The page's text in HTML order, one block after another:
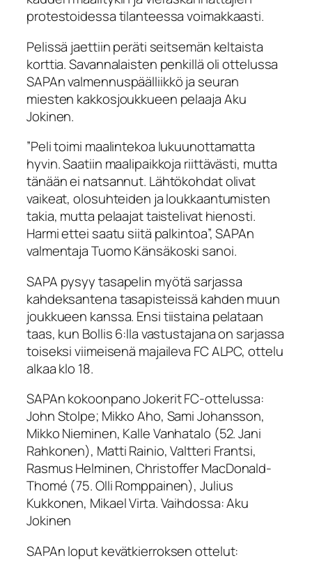
protestoidessa tilanteessa voimakkaasti.
Pelissä jaettiin peräti seitsemän keltaista
korttia. Savannalaisten penkillä oli ottelussa
SAPAn valmennuspäälliikkö ja seuran
miesten kakkosjoukkueen pelaaja Aku
Jokinen.
”Peli toimi maalintekoa lukuunottamatta
hyvin. Saatiin maalipaikkoja riittävästi, mutta
tänään ei natsannut. Lähtökohdat olivat
vaikeat, olosuhteiden ja loukkaantumisten
takia, mutta pelaajat taistelivat hienosti.
Harmi ettei saatu siitä palkintoa”, SAPAn
valmentaja Tuomo Känsäkoski sanoi.
SAPA pysyy tasapelin myötä sarjassa
kahdeksantena tasapisteissä kahden muun
joukkueen kanssa. Ensi tiistaina pelataan
taas, kun Bollis 6:lla vastustajana on sarjassa
toiseksi viimeisenä majaileva FC ALPC, ottelu
alkaa klo 18.
SAPAn kokoonpano Jokerit FC-ottelussa:
John Stolpe; Mikko Aho, Sami Johansson,
Mikko Nieminen, Kalle Vanhatalo (52. Jani
Rahkonen), Matti Rainio, Valtteri Frantsi,
Rasmus Helminen, Christoffer MacDonald-
Thomé (75. Olli Romppainen), Julius
Kukkonen, Mikael Virta. Vaihdossa: Aku
Jokinen
SAPAn loput kevätkierroksen ottelut: